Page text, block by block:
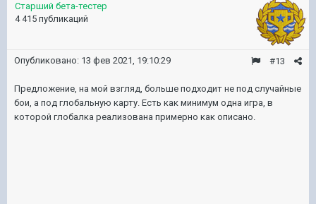
Старший бета-тестер
4 415 публикаций
#13
Опубликовано: 13 фев 2021, 19:10:29
Предложение, на мой взгляд, больше подходит не под случайные
бои, а под глобальную карту. Есть как минимум одна игра, в
которой глобалка реализована примерно как описано.